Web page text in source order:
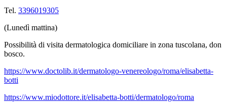
Tel. 3396019305
(Lunedì mattina)
Possibilità di visita dermatologica domiciliare in zona tuscolana, don
bosco.
https://www.doctolib.it/dermatologo-venereologo/roma/elisabetta-
botti
https://www.miodottore.it/elisabetta-botti/dermatologo/roma